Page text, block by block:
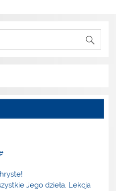
Jego dzieła. Lekcja